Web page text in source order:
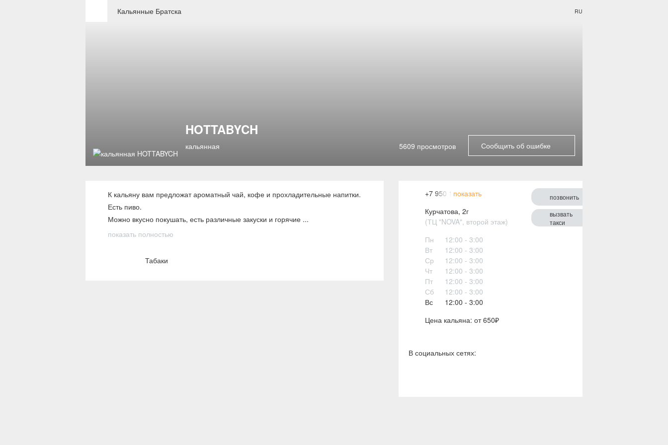
Кальянные Братска RU
HOTTABYCH
кальянная 5609 просмотров Сообщить об ошибке
К кальяну вам предложат ароматный чай, кофе и прохладительные напитки.
Есть пиво.
Можно вкусно покушать, есть различные закуски и горячие ...
показать полностью
Табаки
+7 950 102-47-97
показать
Курчатова, 2г
(ТЦ "NOVA", второй этаж)
Пн
12:00 - 3:00
Вт
12:00 - 3:00
Ср
12:00 - 3:00
Чт
12:00 - 3:00
Пт
12:00 - 3:00
Сб
12:00 - 3:00
Вс
12:00 - 3:00
Цена кальяна: от 650₽
В социальных сетях:
позвонить
вызвать
такси